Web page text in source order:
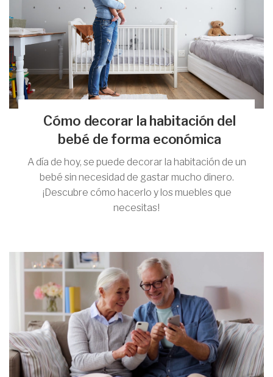
Cómo decorar la habitación del
bebé de forma económica
A día de hoy, se puede decorar la habitación de un
bebé sin necesidad de gastar mucho dinero.
¡Descubre cómo hacerlo y los muebles que
necesitas!